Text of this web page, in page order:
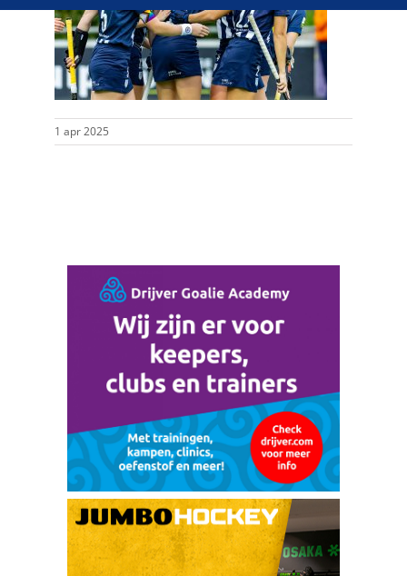
1 apr 2025